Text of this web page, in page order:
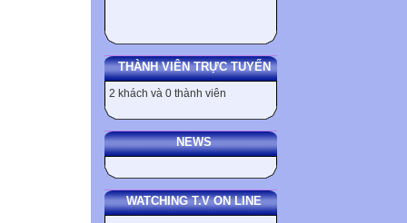
THÀNH VIÊN TRỰC TUYẾN
2 khách và 0 thành viên
NEWS
WATCHING T.V ON LINE